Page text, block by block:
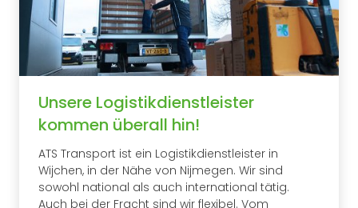
Unsere Logistikdienstleister
kommen überall hin!
ATS Transport ist ein Logistikdienstleister in
Wijchen, in der Nähe von Nijmegen. Wir sind
sowohl national als auch international tätig.
Auch bei der Fracht sind wir flexibel. Vom